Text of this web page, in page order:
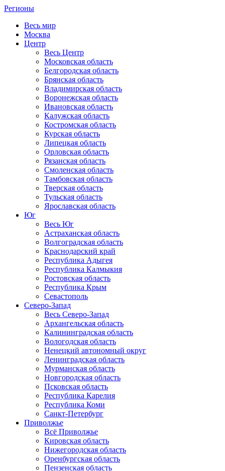
Регионы
Весь мир
Москва
Центр
Весь Центр
Московская область
Белгородская область
Брянская область
Владимирская область
Воронежская область
Ивановская область
Калужская область
Костромская область
Курская область
Липецкая область
Орловская область
Рязанская область
Смоленская область
Тамбовская область
Тверская область
Тульская область
Ярославская область
Юг
Весь Юг
Астраханская область
Волгоградская область
Краснодарский край
Республика Адыгея
Республика Калмыкия
Ростовская область
Республика Крым
Севастополь
Северо-Запад
Весь Северо-Запад
Архангельская область
Калининградская область
Вологодская область
Ненецкий автономный округ
Ленинградская область
Мурманская область
Новгородская область
Псковская область
Республика Карелия
Республика Коми
Санкт-Петербург
Приволжье
Всё Приволжье
Кировская область
Нижегородская область
Оренбургская область
Пензенская область